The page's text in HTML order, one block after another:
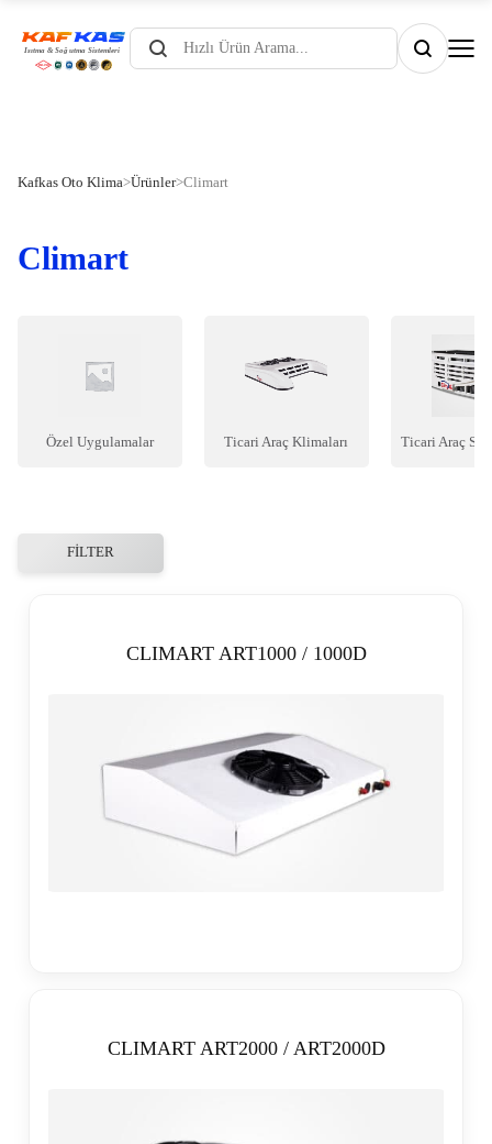
Products
search
Kafkas Oto Klima>Ürünler>Climart
Climart
Özel Uygulamalar Ticari Araç Klimaları Ticari Araç
FILTER
CLIMART ART1000 / 1000D
CLIMART ART2000 / ART2000D